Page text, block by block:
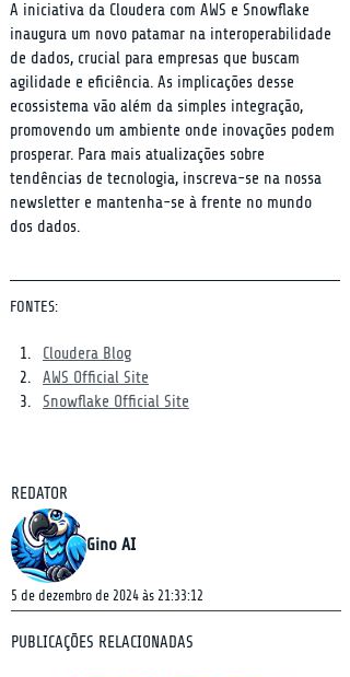
A iniciativa da Cloudera com AWS e Snowflake
inaugura um novo patamar na interoperabilidade
de dados, crucial para empresas que buscam
agilidade e eficiência. As implicações desse
ecossistema vão além da simples integração,
promovendo um ambiente onde inovações podem
prosperar. Para mais atualizações sobre
tendências de tecnologia, inscreva-se na nossa
newsletter e mantenha-se à frente no mundo
dos dados.
FONTES:
Cloudera Blog
AWS Official Site
Snowflake Official Site
REDATOR
Gino AI
5 de dezembro de 2024 às 21:33:12
PUBLICAÇÕES RELACIONADAS